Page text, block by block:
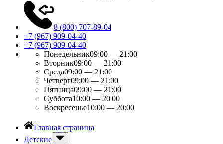
8 (800) 707-89-04
+7 (967) 909-04-40
+7 (967) 909-04-40
Понедельник09:00 — 21:00
Вторник09:00 — 21:00
Среда09:00 — 21:00
Четверг09:00 — 21:00
Пятница09:00 — 21:00
Суббота10:00 — 20:00
Воскресенье10:00 — 20:00
Главная страница
Детские